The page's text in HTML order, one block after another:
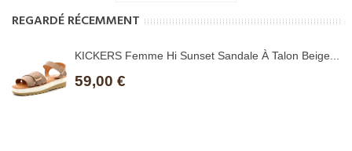
REGARDÉ RÉCEMMENT
KICKERS Femme Hi Sunset Sandale À Talon Beige...
59,00 €